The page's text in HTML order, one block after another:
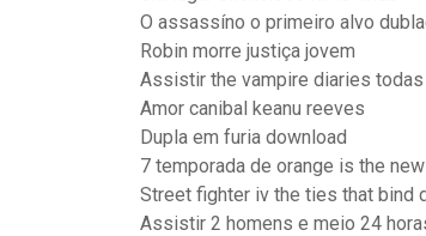
O assassíno o primeiro alvo
Robin morre justiça jovem
Assistir the vampire diaries
Amor canibal keanu reeves
Dupla em furia download
7 temporada de orange is the
Street fighter iv the ties that bind
Assistir 2 homens e meio 24